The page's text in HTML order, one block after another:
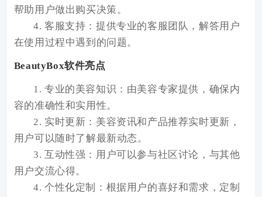
帮助用户做出购买决策。
4. 客服支持：提供专业的客服团队，解答用户
在使用过程中遇到的问题。
BeautyBox软件亮点
1. 专业的美容知识：由美容专家提供，确保内
容的准确性和实用性。
2. 实时更新：美容资讯和产品推荐实时更新，
用户可以随时了解最新动态。
3. 互动性强：用户可以参与社区讨论，与其他
用户交流心得。
4. 个性化定制：根据用户的喜好和需求，定制